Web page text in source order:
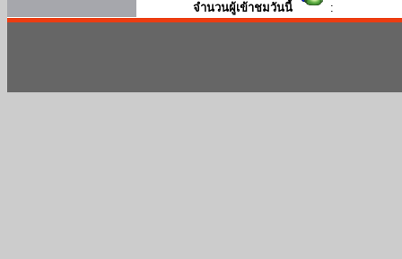
จำนวนผู้เข้าชมวันนี้ :